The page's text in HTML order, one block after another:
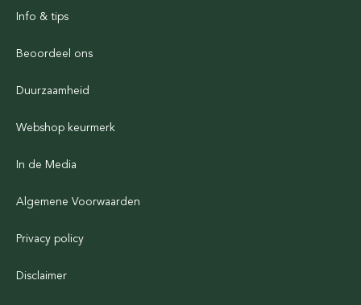
Info & tips
Beoordeel ons
Duurzaamheid
Webshop keurmerk
In de Media
Algemene Voorwaarden
Privacy policy
Disclaimer